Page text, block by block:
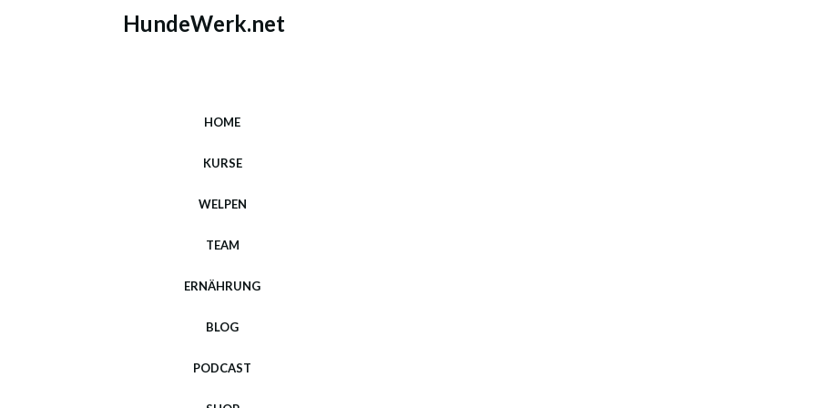
HundeWerk.net
HOME
KURSE
WELPEN
TEAM
ERNÄHRUNG
BLOG
PODCAST